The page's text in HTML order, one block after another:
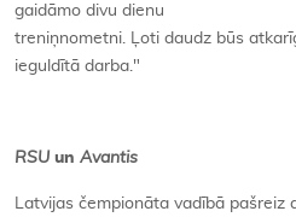
gaidāmo divu dienu
treniņnometni. Ļoti daudz būs
ieguldītā darba."
RSU un Avantis
Latvijas čempionāta vadībā pašreiz